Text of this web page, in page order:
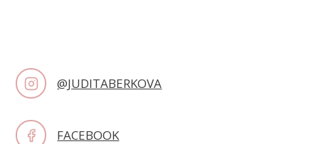
@JUDITABERKOVA
FACEBOOK